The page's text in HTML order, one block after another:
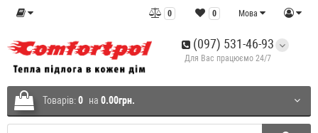
Мова
0
0
(097) 531-46-93
Для Вас працюємо 24/7
Товарів:0 на 0.00грн.